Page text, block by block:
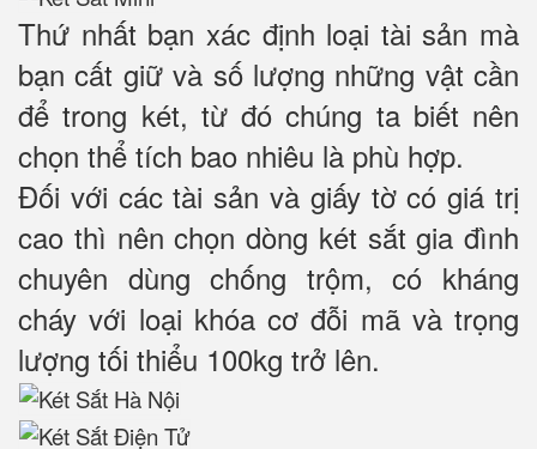
Thứ nhất bạn xác định loại tài sản mà
bạn cất giữ và số lượng những vật cần
để trong két, từ đó chúng ta biết nên
chọn thể tích bao nhiêu là phù hợp.
Đối với các tài sản và giấy tờ có giá trị
cao thì nên chọn dòng két sắt gia đình
chuyên dùng chống trộm, có kháng
cháy với loại khóa cơ đỗi mã và trọng
lượng tối thiểu 100kg trở lên.